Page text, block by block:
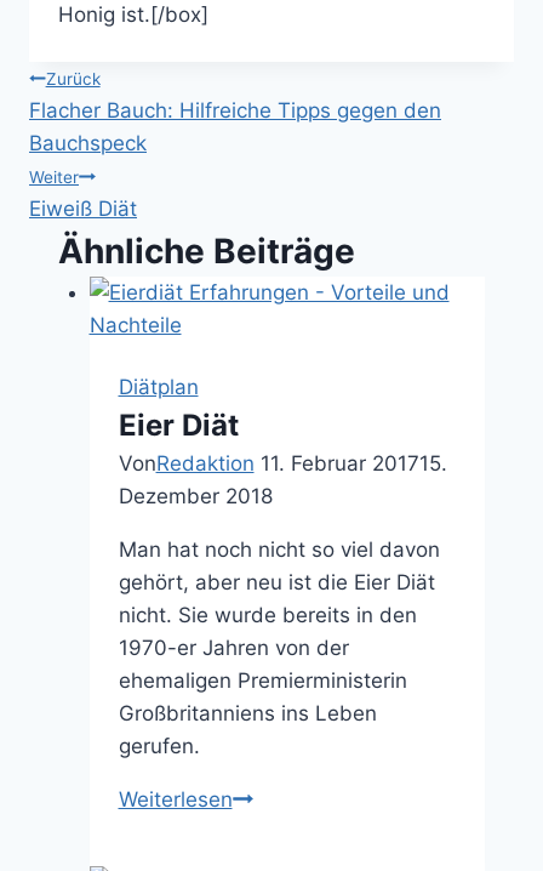
Honig ist.[/box]
Beitragsnavigation
Zurück
Flacher Bauch: Hilfreiche Tipps gegen den
Bauchspeck
Weiter
Eiweiß Diät
Ähnliche Beiträge
Diätplan
Eier Diät
VonRedaktion 11. Februar 201715.
Dezember 2018
Man hat noch nicht so viel davon
gehört, aber neu ist die Eier Diät
nicht. Sie wurde bereits in den
1970-er Jahren von der
ehemaligen Premierministerin
Großbritanniens ins Leben
gerufen.
WeiterlesenEier